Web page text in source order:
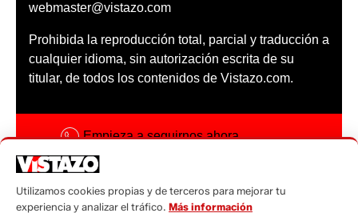
webmaster@vistazo.com
Prohibida la reproducción total, parcial y traducción a
cualquier idioma, sin autorización escrita de su
titular, de todos los contenidos de Vistazo.com.
Empieza a seguirnos ahora
Código ética
Utilizamos cookies propias y de terceros para mejorar tu
experiencia y analizar el tráfico. Más información